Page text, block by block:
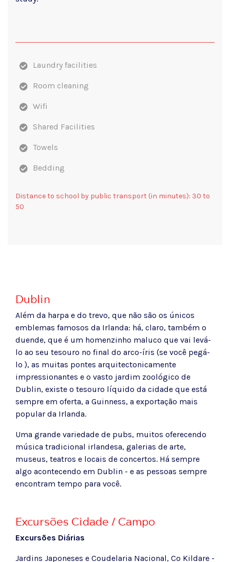
Laundry facilities
Room cleaning
Wifi
Shared Facilities
Towels
Bedding
Distance to school by public transport (in minutes): 30 to
50
Dublin
Além da harpa e do trevo, que não são os únicos
emblemas famosos da Irlanda: há, claro, também o
duende, que é um homenzinho maluco que vai levá-
lo ao seu tesouro no final do arco-íris (se você pegá-
lo ), as muitas pontes arquitectonicamente
impressionantes e o vasto jardim zoológico de
Dublin, existe o tesouro líquido da cidade que está
sempre em oferta, a Guinness, a exportação mais
popular da Irlanda.
Uma grande variedade de pubs, muitos oferecendo
música tradicional irlandesa, galerias de arte,
museus, teatros e locais de concertos. Há sempre
algo acontecendo em Dublin - e as pessoas sempre
encontram tempo para você.
Excursões Cidade / Campo
Excursões Diárias
Jardins Japoneses e Coudelaria Nacional, Co Kildare -